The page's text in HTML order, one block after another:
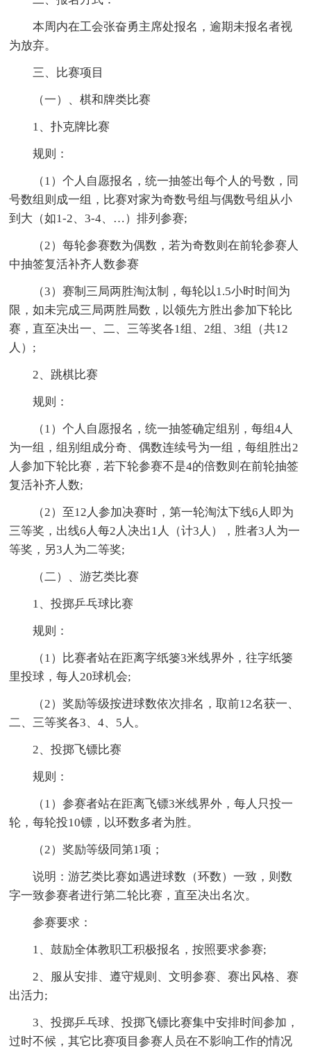
本周内在工会张奋勇主席处报名，逾期未报名者视
为放弃。
三、比赛项目
（一）、棋和牌类比赛
1、扑克牌比赛
规则：
（1）个人自愿报名，统一抽签出每个人的号数，同
号数组则成一组，比赛对家为奇数号组与偶数号组从小
到大（如1-2、3-4、…）排列参赛;
（2）每轮参赛数为偶数，若为奇数则在前轮参赛人
中抽签复活补齐人数参赛
（3）赛制三局两胜淘汰制，每轮以1.5小时时间为
限，如未完成三局两胜局数，以领先方胜出参加下轮比
赛，直至决出一、二、三等奖各1组、2组、3组（共12
人）;
2、跳棋比赛
规则：
（1）个人自愿报名，统一抽签确定组别，每组4人
为一组，组别组成分奇、偶数连续号为一组，每组胜出2
人参加下轮比赛，若下轮参赛不是4的倍数则在前轮抽签
复活补齐人数;
（2）至12人参加决赛时，第一轮淘汰下线6人即为
三等奖，出线6人每2人决出1人（计3人），胜者3人为一
等奖，另3人为二等奖;
（二）、游艺类比赛
1、投掷乒乓球比赛
规则：
（1）比赛者站在距离字纸篓3米线界外，往字纸篓
里投球，每人20球机会;
（2）奖励等级按进球数依次排名，取前12名获一、
二、三等奖各3、4、5人。
2、投掷飞镖比赛
规则：
（1）参赛者站在距离飞镖3米线界外，每人只投一
轮，每轮投10镖，以环数多者为胜。
（2）奖励等级同第1项；
说明：游艺类比赛如遇进球数（环数）一致，则数
字一致参赛者进行第二轮比赛，直至决出名次。
参赛要求：
1、鼓励全体教职工积极报名，按照要求参赛;
2、服从安排、遵守规则、文明参赛、赛出风格、赛
出活力;
3、投掷乒乓球、投掷飞镖比赛集中安排时间参加，
过时不候，其它比赛项目参赛人员在不影响工作的情况